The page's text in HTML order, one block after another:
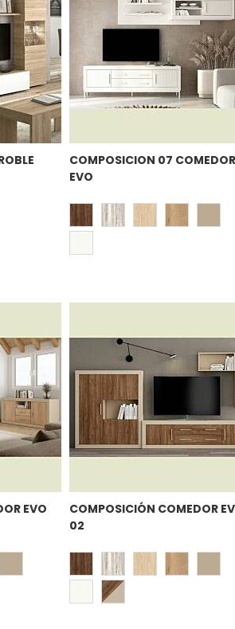
COMPOSICION 07 COMEDOR
EVO
EVO
COMPOSICIÓN COMEDOR
02